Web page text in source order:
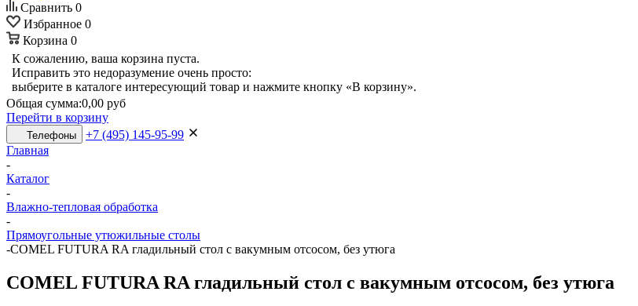
Сравнить 0
Избранное 0
Корзина 0
К сожалению, ваша корзина пуста.
Исправить это недоразумение очень просто:
выберите в каталоге интересующий товар и нажмите кнопку «В корзину».
Общая сумма:0,00 руб
Перейти в корзину
Телефоны
+7 (495) 145-95-99
Главная
-
Каталог
-
Влажно-тепловая обработка
-
Прямоугольные утюжильные столы
-COMEL FUTURA RA гладильный стол с вакумным отсосом, без утюга
COMEL FUTURA RA гладильный стол с вакумным отсосом, без утюга